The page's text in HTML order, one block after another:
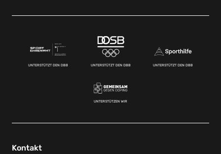
UNTERSTÜTZT DEN DBB UNTERSTÜTZT DEN DBB UNTERSTÜTZT DEN DBB
UNTERSTÜTZEN WIR
Kontakt